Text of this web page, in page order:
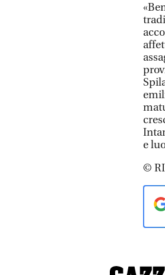
e
©